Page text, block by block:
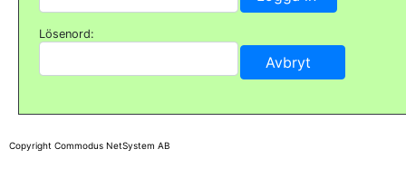
Lösenord:
Copyright Commodus NetSystem AB